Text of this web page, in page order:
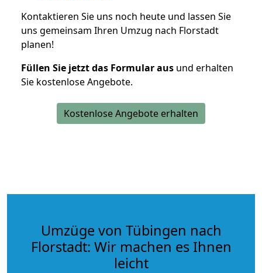
Kontaktieren Sie uns noch heute und lassen Sie
uns gemeinsam Ihren Umzug nach Florstadt
planen!
Füllen Sie jetzt das Formular aus und erhalten
Sie kostenlose Angebote.
Kostenlose Angebote erhalten
Umzüge von Tübingen nach
Florstadt: Wir machen es Ihnen
leicht